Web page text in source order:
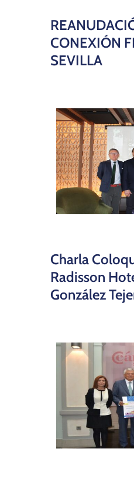
CONEXIÓN
SEVILLA
Charla
Radisson
González